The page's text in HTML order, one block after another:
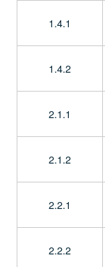
1.4.1
1.4.2
2.1.1
2.1.2
2.2.1
2.2.2